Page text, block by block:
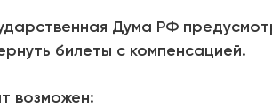
Дума РФ
билеты с компенсацией.
возможен: